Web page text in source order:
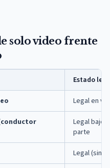
solo video frente
Estado
Legal en
Legal bajo
parte
Legal (sin